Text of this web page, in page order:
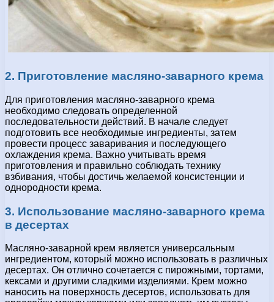
2. Приготовление масляно-заварного крема
Для приготовления масляно-заварного крема
необходимо следовать определенной
последовательности действий. В начале следует
подготовить все необходимые ингредиенты, затем
провести процесс заваривания и последующего
охлаждения крема. Важно учитывать время
приготовления и правильно соблюдать технику
взбивания, чтобы достичь желаемой консистенции и
однородности крема.
3. Использование масляно-заварного крема
в десертах
Масляно-заварной крем является универсальным
ингредиентом, который можно использовать в различных
десертах. Он отлично сочетается с пирожными, тортами,
кексами и другими сладкими изделиями. Крем можно
наносить на поверхность десертов, использовать для